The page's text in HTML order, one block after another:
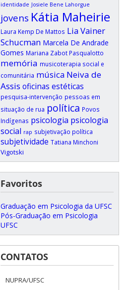
identidade Josiele Bene Lahorgue
jovens Kátia Maheirie
Laura Kemp De Mattos Lia Vainer
Schucman Marcela De Andrade
Gomes Mariana Zabot Pasqualotto
memória musicoterapia social e
comunitária música Neiva de
Assis oficinas estéticas
pesquisa-intervenção pessoas em
situação de rua política Povos
Indígenas psicologia psicologia
social rap subjetivação política
subjetividade Tatiana Minchoni
Vigotski
Favoritos
Graduação em Psicologia da UFSC
Pós-Graduação em Psicologia
UFSC
CONTATOS
NUPRA/UFSC